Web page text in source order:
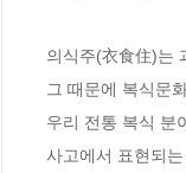
의식주(衣食住)는
그 때문에 복식문
우리 전통 복식 분
사고에서 표현되